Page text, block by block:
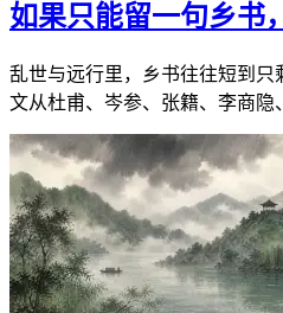
如果只能留一句乡书
乱世与远行里，乡书往往短到
文从杜甫、岑参、张籍、李商
若只能留下一句，会怎样把思念